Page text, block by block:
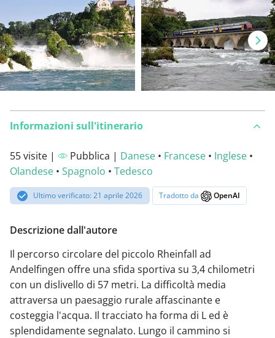
Informazioni sull'itinerario
55 visite | Pubblica | Danese • Francese • Inglese •
Olandese • Spagnolo • Tedesco
Ultimo verificato: 21 aprile 2026 Tradotto da OpenAI
Descrizione dall'autore
Il percorso circolare del piccolo Rheinfall ad
Andelfingen offre una sfida sportiva su 3,4 chilometri
con un dislivello di 57 metri. La difficoltà media
attraversa un paesaggio rurale affascinante e
costeggia l'acqua. Il tracciato ha forma di L ed è
splendidamente segnalato. Lungo il cammino si